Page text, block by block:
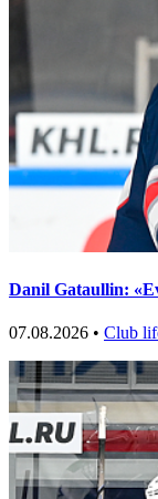
Danil Gataullin:
07.08.2026 • Club